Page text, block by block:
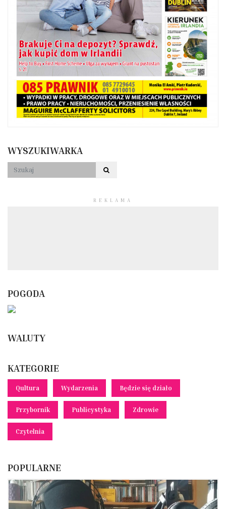
WYSZUKIWARKA
REKLAMA
POGODA
WALUTY
KATEGORIE
Qultura Wydarzenia Będzie się działo
Przybornik Publicystyka Zdrowie
Czytelnia
POPULARNE